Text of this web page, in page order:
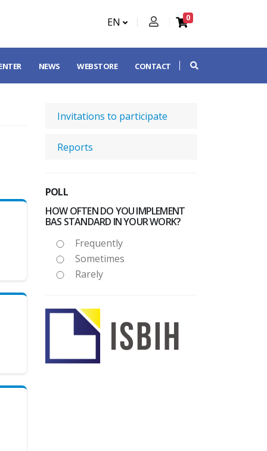
EN 0
NEWS WEBSTORE CONTACT
Invitations to participate
Reports
POLL
HOW OFTEN DO YOU IMPLEMENT
BAS STANDARD IN YOUR WORK?
Frequently
Sometimes
Rarely